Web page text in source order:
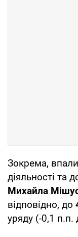
Зокрема, впали
діяльності та
Михайла
відповідно, до
уряду (-0,1 п.п.